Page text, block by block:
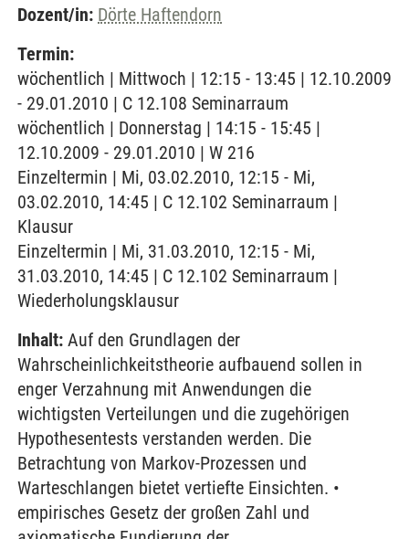
Dozent/in: Dörte Haftendorn
Termin:
wöchentlich | Mittwoch | 12:15 - 13:45 | 12.10.2009
- 29.01.2010 | C 12.108 Seminarraum
wöchentlich | Donnerstag | 14:15 - 15:45 |
12.10.2009 - 29.01.2010 | W 216
Einzeltermin | Mi, 03.02.2010, 12:15 - Mi,
03.02.2010, 14:45 | C 12.102 Seminarraum |
Klausur
Einzeltermin | Mi, 31.03.2010, 12:15 - Mi,
31.03.2010, 14:45 | C 12.102 Seminarraum |
Wiederholungsklausur
Inhalt: Auf den Grundlagen der
Wahrscheinlichkeitstheorie aufbauend sollen in
enger Verzahnung mit Anwendungen die
wichtigsten Verteilungen und die zugehörigen
Hypothesentests verstanden werden. Die
Betrachtung von Markov-Prozessen und
Warteschlangen bietet vertiefte Einsichten. •
empirisches Gesetz der großen Zahl und